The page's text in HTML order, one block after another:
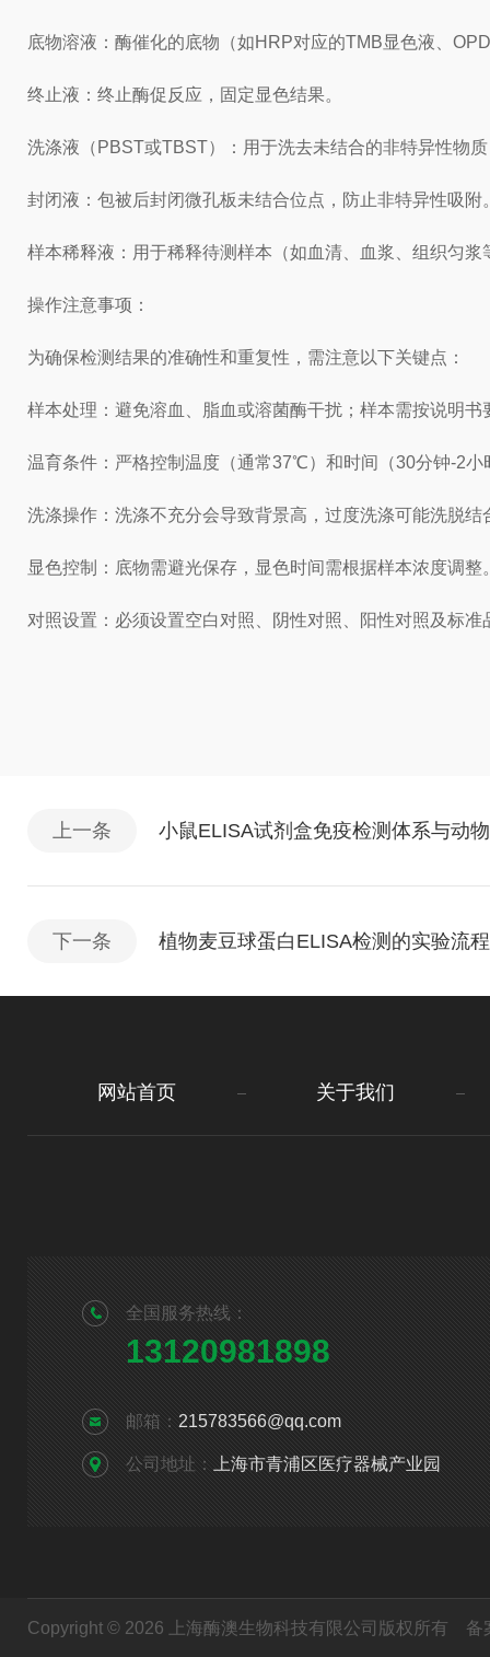
底物溶液：酶催化的底物（如HRP对应的TMB显色液、
终止液：终止酶促反应，固定显色结果。
洗涤液（PBST或TBST）：用于洗去未结合的非特异性物
封闭液：包被后封闭微孔板未结合位点，防止非特异性吸附
样本稀释液：用于稀释待测样本（如血清、血浆、组织匀浆
操作注意事项：
为确保检测结果的准确性和重复性，需注意以下关键点：
样本处理：避免溶血、脂血或溶菌酶干扰；样本需按说明书
温育条件：严格控制温度（通常37℃）和时间（30分钟-2
洗涤操作：洗涤不充分会导致背景高，过度洗涤可能洗脱
显色控制：底物需避光保存，显色时间需根据样本浓度调整
对照设置：必须设置空白对照、阴性对照、阳性对照及标
上一条 小鼠ELISA试剂盒免疫检测体系与动
下一条 植物麦豆球蛋白ELISA检测的实验流程
网站首页 关于我们
全国服务热线：
13120981898
邮箱： 215783566@qq.com
公司地址： 上海市青浦区医疗器械产业园
Copyright © 2026 上海酶澳生物科技有限公司版权所有 备